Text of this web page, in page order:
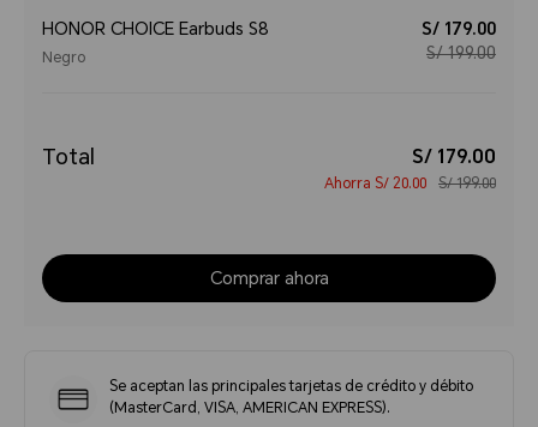
HONOR CHOICE Earbuds S8
Negro
S/ 179.00
S/ 199.00
Total S/ 179.00
Ahorra S/ 20.00 S/ 199.00
Comprar ahora
Se aceptan las principales tarjetas de crédito y débito
(MasterCard, VISA, AMERICAN EXPRESS).